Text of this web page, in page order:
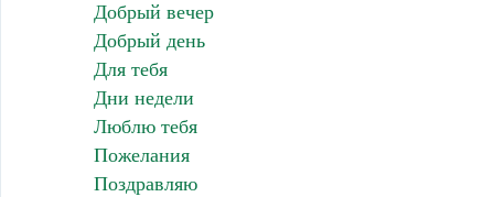
Добрый вечер
Добрый день
Для тебя
Дни недели
Люблю тебя
Пожелания
Поздравляю